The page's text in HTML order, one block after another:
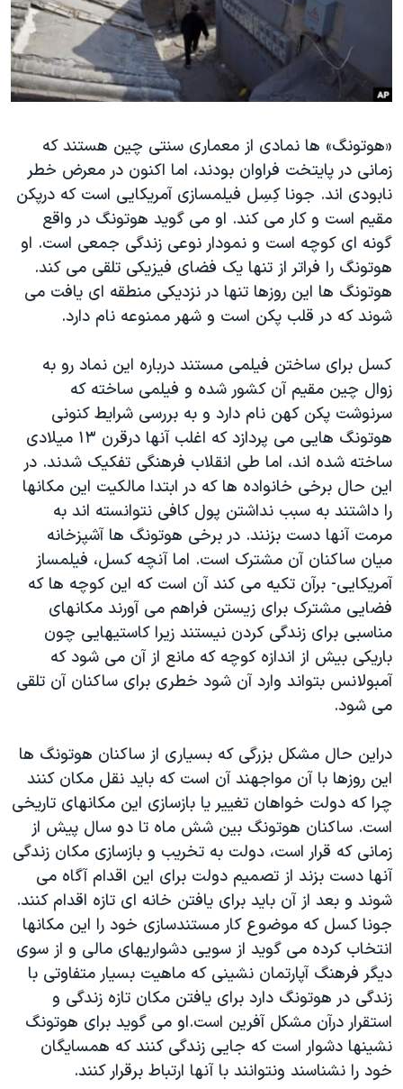
فرهنگ و زندگی
حقوق شهروندی
اقتصادی
اسرائیل در جنگ
گالری عکس
آرشیو پخش زنده
انتخابات ریاست جمهوری آمریکا ۲۰۲۴
حمله جمهوری اسلامی به اسرائیل
ورزش زنان در ایران
اعتراضات زن، زندگی، آزادی
مجموعه مستندهای دادخواهی
تریبونال مردمی آبان ۹۸
دادگاه حمید نوری
چهل سال گروگان‌گیری
اعتراضات مردمی آبان ۹۸
اسرائیل در جنگ
نرگس محمدی برنده جایزه نوبل صلح
همایش محافظه‌کاران آمریکا «سی‌پک»
صفحه‌های ویژه
سفر پرزیدنت ترامپ به چین
زبانهای مختلف
«هوتونگ» ها نمادی از معماری سنتی چین هستند که
زمانی در پایتخت فراوان بودند، اما اکنون در معرض خطر
نابودی اند‫.‬ جونا کِسِل فیلمسازی آمریکایی است که درپکن
مقیم است و کار می کند‫.‬ او می گوید هوتونگ در واقع
گونه ای کوچه است و نمودار نوعی زندگی جمعی است‫.‬ او
هوتونگ ها این روزها تنها در نزدیکی منطقه ای یافت می
شوند که در قلب پکن است و شهر ممنوعه نام دارد‫.‬ ‬‬‬‬‬
کسل برای ساختن فیلمی مستند درباره این نماد رو به
زوال چین مقیم آن کشور شده و فیلمی ساخته که
سرنوشت پکن کهن نام دارد و به بررسی شرایط کنونی
هوتونگ هایی می پردازد که اغلب آنها درقرن ۱۳ میلادی
ساخته شده اند، اما طی انقلاب فرهنگی ‫تفکیک شدند. در
این حال برخی خانواده ها که در ابتدا مالکیت این مکانها
را داشتند به سبب نداشتن پول کافی نتوانسته اند به
مرمت آنها دست بزنند. در برخی هوتونگ ها آشپزخانه
میان ساکنان آن مشترک است. اما آنچه کسل، فیلمساز
آمریکایی- برآن تکیه می کند آن است که این کوچه ها که
فضایی مشترک برای زیستن فراهم می آورند مکانهای
مناسبی برای زندگی کردن نیستند زیرا کاستیهایی چون
باریکی بیش از اندازه کوچه که مانع از آن می شود که
آمبولانس بتواند وارد آن شود خطری برای ساکنان آن تلقی
می شود.‬‬
دراین حال مشکل بزرگی که بسیاری از ساکنان هوتونگ ها
این روزها با آن مواجهند آن است که باید نقل مکان کنند
چرا که دولت خواهان تغییر یا بازسازی این مکانهای تاریخی
است‫.‬ ساکنان هوتونگ بین شش ماه تا دو سال پیش از
زمانی که قرار است، دولت به تخریب و بازسازی مکان زندگی
آنها دست بزند از تصمیم دولت برای این اقدام آگاه می
جونا کسل که موضوع کار مستندسازی خود را این مکانها
انتخاب کرده می گوید از سویی دشواریهای مالی و از سوی
دیگر فرهنگ آپارتمان نشینی که ماهیت بسیار متفاوتی با
زندگی در هوتونگ دارد برای یافتن مکان تازه زندگی و
استقرار درآن مشکل آفرین است‫.‬او می گوید برای هوتونگ
نشینها دشوار است که جایی زندگی کنند که همسایگان
خود را نشناسند ونتوانند با آنها ارتباط برقرار کنند‫.‬‬‬‬‬